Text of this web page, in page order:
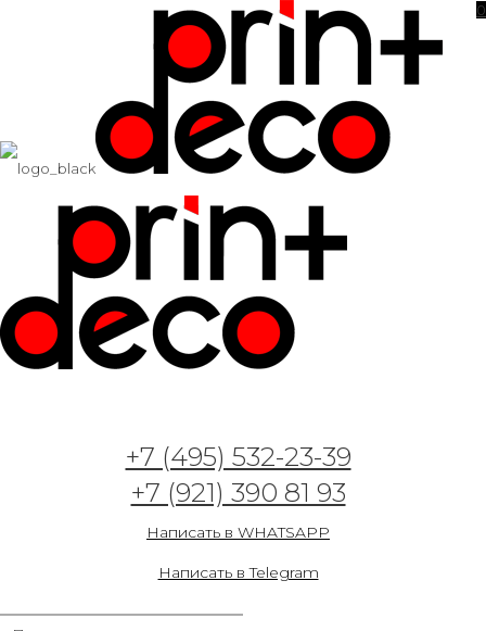
+7 (495) 532-23-39
+7 (921) 390 81 93
Написать в WHATSAPP
Написать в Telegram
0
Фотообои и фрески — Арт. Кит с короной на
голове
Фотообои и фрески — Арт. Магические киты